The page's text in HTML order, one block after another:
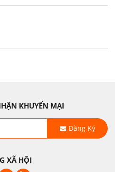
KHUYẾN MẠI
Đăng Ký
XÃ HỘI